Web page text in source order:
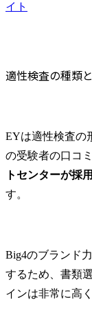
イト
適性検査の種類
EYは適性検査の
の受験者の口コ
トセンターが採
す。
Big4のブランド
するため、書類
インは非常に高